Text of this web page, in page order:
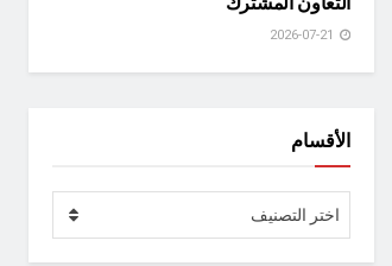
الأقسام
اختر التصنيف